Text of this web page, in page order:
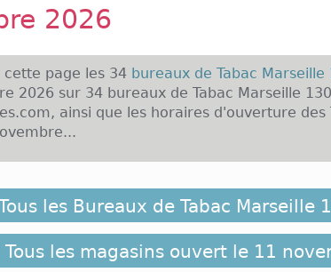
2026
cette page les 34 bureaux de Tabac Marseille
2026 sur 34 bureaux de Tabac Marseille
ainsi que les horaires d'ouverture des
novembre 2026 ne soient pas répertoriés ici,
l'ensemble des Tabac Marseille
:34 bureaux de Tabac Marseille 13001
les Bureaux de Tabac Marseille
Tous les magasins ouvert le 11